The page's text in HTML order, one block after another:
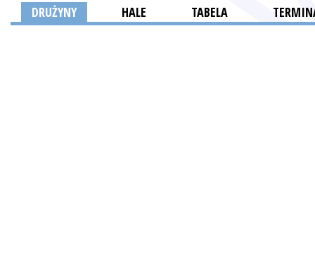
DRUŻYNY HALE TABELA